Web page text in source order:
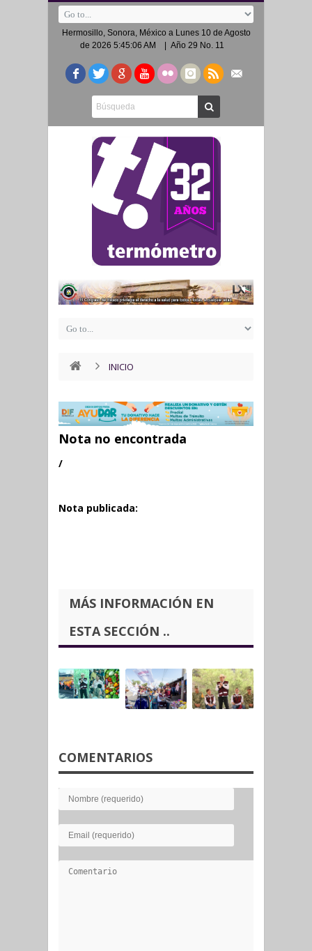
Hermosillo, Sonora, México a Lunes 10 de Agosto
de 2026 5:45:06 AM
| Año 29 No. 11
INICIO
Nota no encontrada
/
Nota publicada:
MÁS INFORMACIÓN EN
ESTA SECCIÓN ..
COMENTARIOS